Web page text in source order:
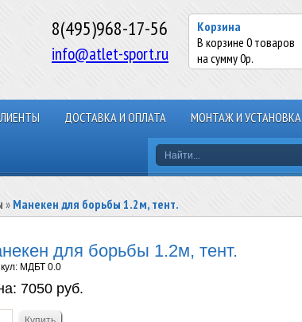
Корзина
В корзине 0 товаров
на сумму0р.
8(495)968-17-56
info@atlet-sport.ru
ДОСТАВКА И ОПЛАТА МОНТАЖ И УСТАНОВКА
» Манекен для борьбы 1.2м, тент.
для борьбы 1.2м, тент.
МДБТ 0.0
7050 руб.